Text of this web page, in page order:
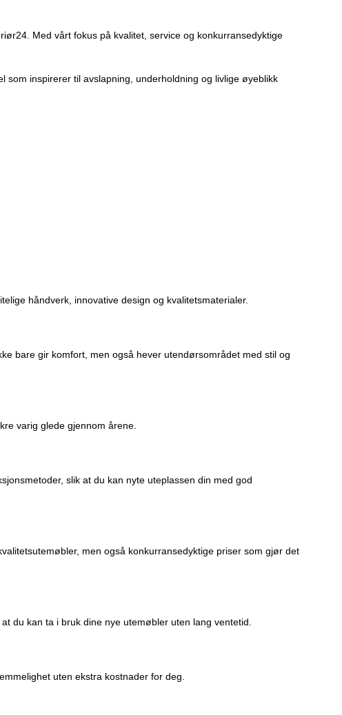
Med vårt fokus på kvalitet, service og konkurransedyktige
inspirerer til avslapning, underholdning og livlige øyeblikk
håndverk, innovative design og kvalitetsmaterialer.
bare gir komfort, men også hever utendørsområdet med stil og
varig glede gjennom årene.
slik at du kan nyte uteplassen din med god
men også konkurransedyktige priser som gjør det
du kan ta i bruk dine nye utemøbler uten lang ventetid.
uten ekstra kostnader for deg.